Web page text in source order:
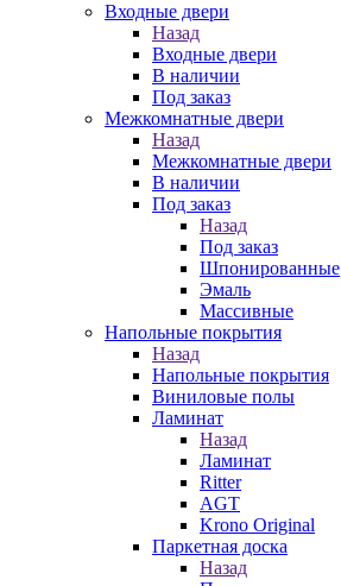
Входные двери
Назад
Входные двери
В наличии
Под заказ
Межкомнатные двери
Назад
Межкомнатные двери
В наличии
Под заказ
Назад
Под заказ
Шпонированные
Эмаль
Массивные
Напольные покрытия
Назад
Напольные покрытия
Виниловые полы
Ламинат
Назад
Ламинат
Ritter
AGT
Krono Original
Паркетная доска
Назад